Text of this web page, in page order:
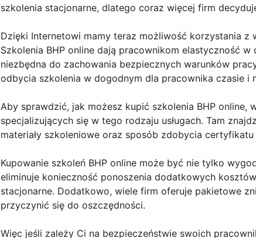
szkolenia stacjonarne, dlatego coraz więcej firm
Dzięki Internetowi mamy teraz możliwość korzystania z
Szkolenia BHP online dają pracownikom elastyczność
niezbędna do zachowania bezpiecznych warunków
odbycia szkolenia w dogodnym dla pracownika czasie i
Aby sprawdzić, jak możesz kupić szkolenia BHP
specjalizujących się w tego rodzaju usługach. Tam
materiały szkoleniowe oraz sposób zdobycia
Kupowanie szkoleń BHP online może być nie tylko
eliminuje konieczność ponoszenia dodatkowych
stacjonarne. Dodatkowo, wiele firm oferuje pakietowe
przyczynić się do oszczędności.
Więc jeśli zależy Ci na bezpieczeństwie swoich